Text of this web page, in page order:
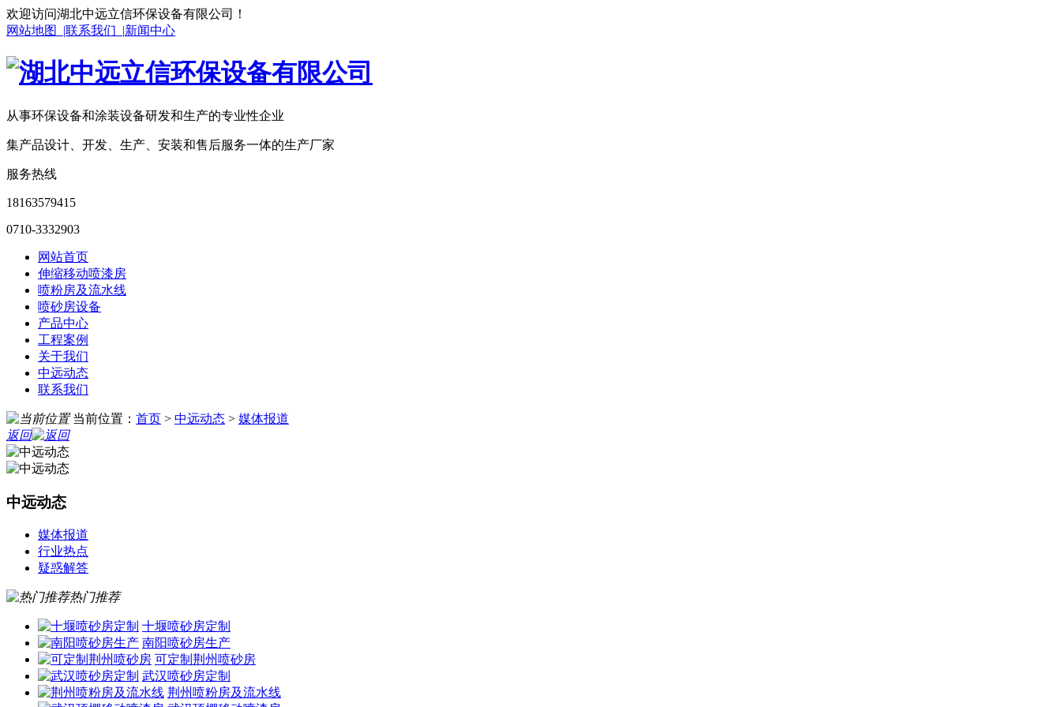
欢迎访问湖北中远立信环保设备有限公司！
网站地图 |联系我们 |新闻中心
从事环保设备和涂装设备研发和生产的专业性企业
集产品设计、开发、生产、安装和售后服务一体的生产厂家
服务热线
18163579415
0710-3332903
网站首页
伸缩移动喷漆房
喷粉房及流水线
喷砂房设备
产品中心
工程案例
关于我们
中远动态
联系我们
当前位置： 首页 > 中远动态 > 媒体报道
返回
中远动态
媒体报道
行业热点
疑惑解答
热门推荐
十堰喷砂房定制
南阳喷砂房生产
可定制荆州喷砂房
武汉喷砂房定制
荆州喷粉房及流水线